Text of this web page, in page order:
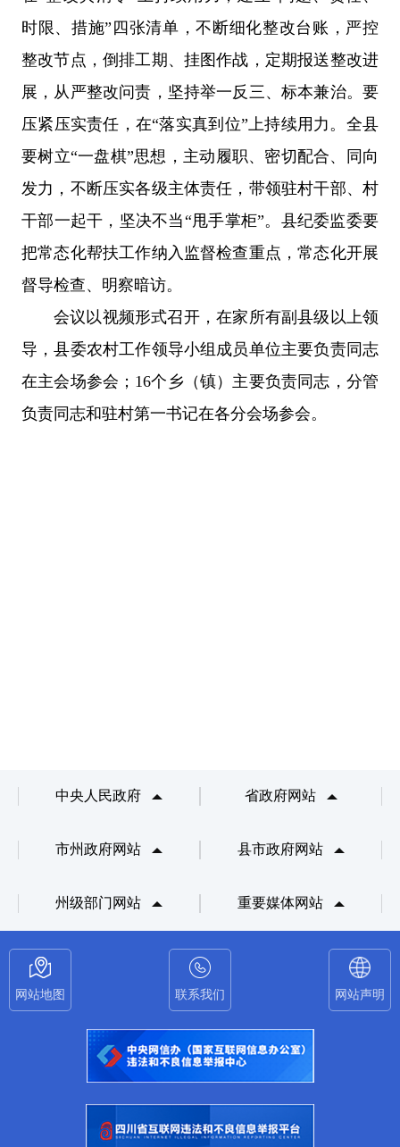
时限、措施”四张清单，不断细化整改台账，严控
整改节点，倒排工期、挂图作战，定期报送整改进
展，从严整改问责，坚持举一反三、标本兼治。要
压紧压实责任，在“落实真到位”上持续用力。全县
要树立“一盘棋”思想，主动履职、密切配合、同向
发力，不断压实各级主体责任，带领驻村干部、村
干部一起干，坚决不当“甩手掌柜”。县纪委监委要
把常态化帮扶工作纳入监督检查重点，常态化开展
督导检查、明察暗访。
会议以视频形式召开，在家所有副县级以上领
导，县委农村工作领导小组成员单位主要负责同志
在主会场参会；16个乡（镇）主要负责同志，分管
负责同志和驻村第一书记在各分会场参会。
中央人民政府 省政府网站
市州政府网站 县市政府网站
州级部门网站 重要媒体网站
网站地图 联系我们 网站声明